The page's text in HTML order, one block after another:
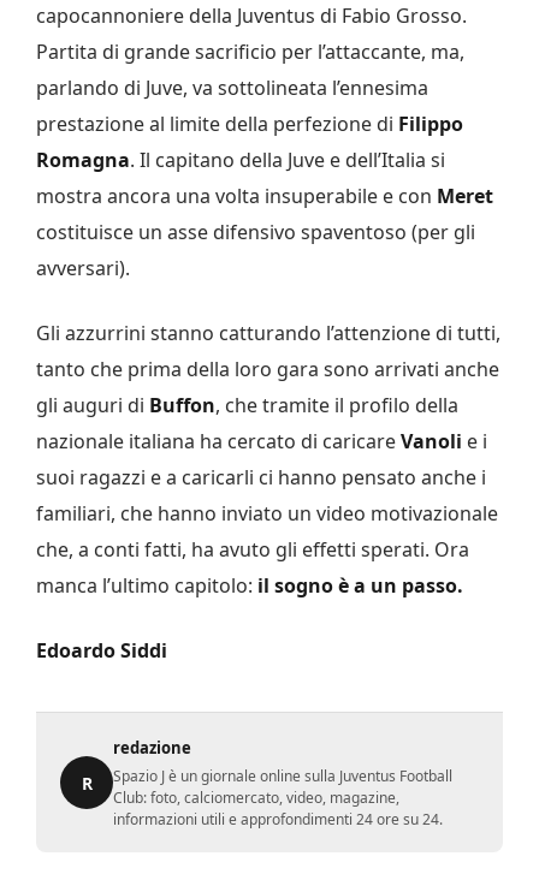
capocannoniere della Juventus di Fabio Grosso.
Partita di grande sacrificio per l’attaccante, ma,
parlando di Juve, va sottolineata l’ennesima
prestazione al limite della perfezione di Filippo
Romagna. Il capitano della Juve e dell’Italia si
mostra ancora una volta insuperabile e con Meret
costituisce un asse difensivo spaventoso (per gli
avversari).
Gli azzurrini stanno catturando l’attenzione di tutti,
tanto che prima della loro gara sono arrivati anche
gli auguri di Buffon, che tramite il profilo della
nazionale italiana ha cercato di caricareVanoli e i
suoi ragazzi e a caricarli ci hanno pensato anche i
familiari, che hanno inviato un video motivazionale
che, a conti fatti, ha avuto gli effetti sperati. Ora
manca l’ultimo capitolo: il sogno è a un passo.
Edoardo Siddi
R
redazione
Spazio J è un giornale online sulla Juventus Football
Club: foto, calciomercato, video, magazine,
informazioni utili e approfondimenti 24 ore su 24.